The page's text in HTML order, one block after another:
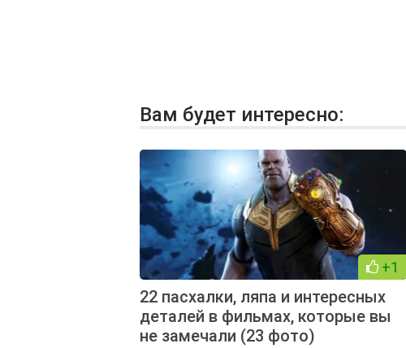
Вам будет интересно:
+1
22 пасхалки, ляпа и интересных
деталей в фильмах, которые вы
не замечали (23 фото)